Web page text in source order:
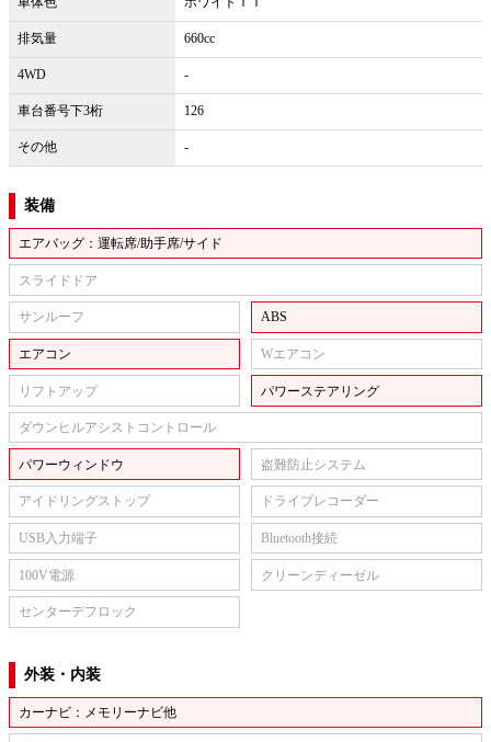
排気量 660cc
4WD -
車台番号下3桁 126
その他 -
装備
エアバッグ：運転席/助手席/サイド
スライドドア
サンルーフ ABS
エアコン Wエアコン
リフトアップ パワーステアリング
ダウンヒルアシストコントロール
パワーウィンドウ 盗難防止システム
アイドリングストップ ドライブレコーダー
USB入力端子 Bluetooth接続
100V電源 クリーンディーゼル
センターデフロック
外装・内装
カーナビ：メモリーナビ他